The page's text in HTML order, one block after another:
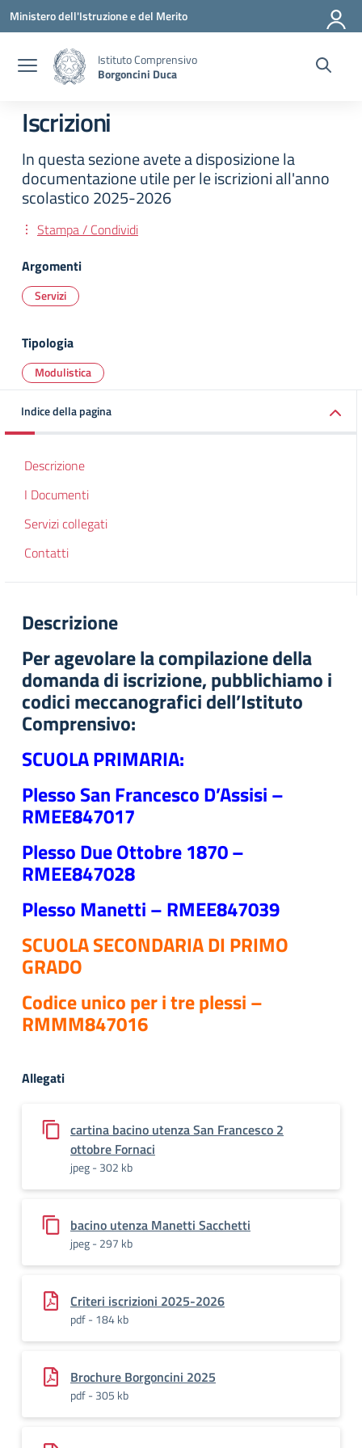
Vai ai contenuti
Vai al menu di navigazione
Vai al footer
Ministero dell'Istruzione e del Merito
Istituto Comprensivo
Borgoncini Duca
Iscrizioni
In questa sezione avete a disposizione la
documentazione utile per le iscrizioni all'anno
scolastico 2025-2026
Stampa / Condividi
Argomenti
Servizi
Tipologia
Modulistica
Indice della pagina
Descrizione
I Documenti
Servizi collegati
Contatti
Descrizione
Per agevolare la compilazione della
domanda di iscrizione, pubblichiamo i
codici meccanografici dell’Istituto
Comprensivo:
SCUOLA PRIMARIA:
Plesso San Francesco D’Assisi –
RMEE847017
Plesso Due Ottobre 1870 –
RMEE847028
Plesso Manetti – RMEE847039
SCUOLA SECONDARIA DI PRIMO
GRADO
Codice unico per i tre plessi –
RMMM847016
Allegati
cartina bacino utenza San Francesco 2
ottobre Fornaci
jpeg - 302 kb
bacino utenza Manetti Sacchetti
jpeg - 297 kb
Criteri iscrizioni 2025-2026
pdf - 184 kb
Brochure Borgoncini 2025
pdf - 305 kb